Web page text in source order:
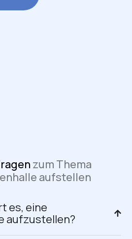
zum Thema
aufstellen
es, eine
aufzustellen?